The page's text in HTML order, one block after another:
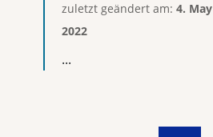
zuletzt geändert am: 4. May
2022
...